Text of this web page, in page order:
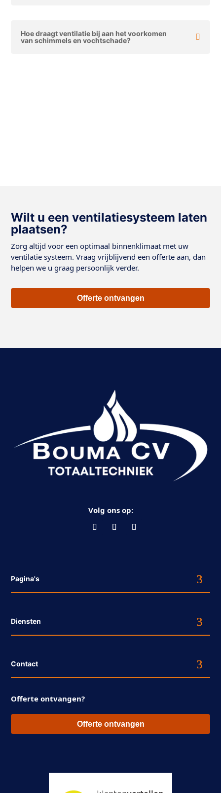
Hoe draagt ventilatie bij aan het voorkomen
van schimmels en vochtschade?
Wilt u een ventilatiesysteem laten
plaatsen?
Zorg altijd voor een optimaal binnenklimaat met uw
ventilatie systeem. Vraag vrijblijvend een offerte aan, dan
helpen we u graag persoonlijk verder.
Offerte ontvangen
Volg ons op:
Pagina's
Diensten
Contact
Offerte ontvangen?
Offerte ontvangen